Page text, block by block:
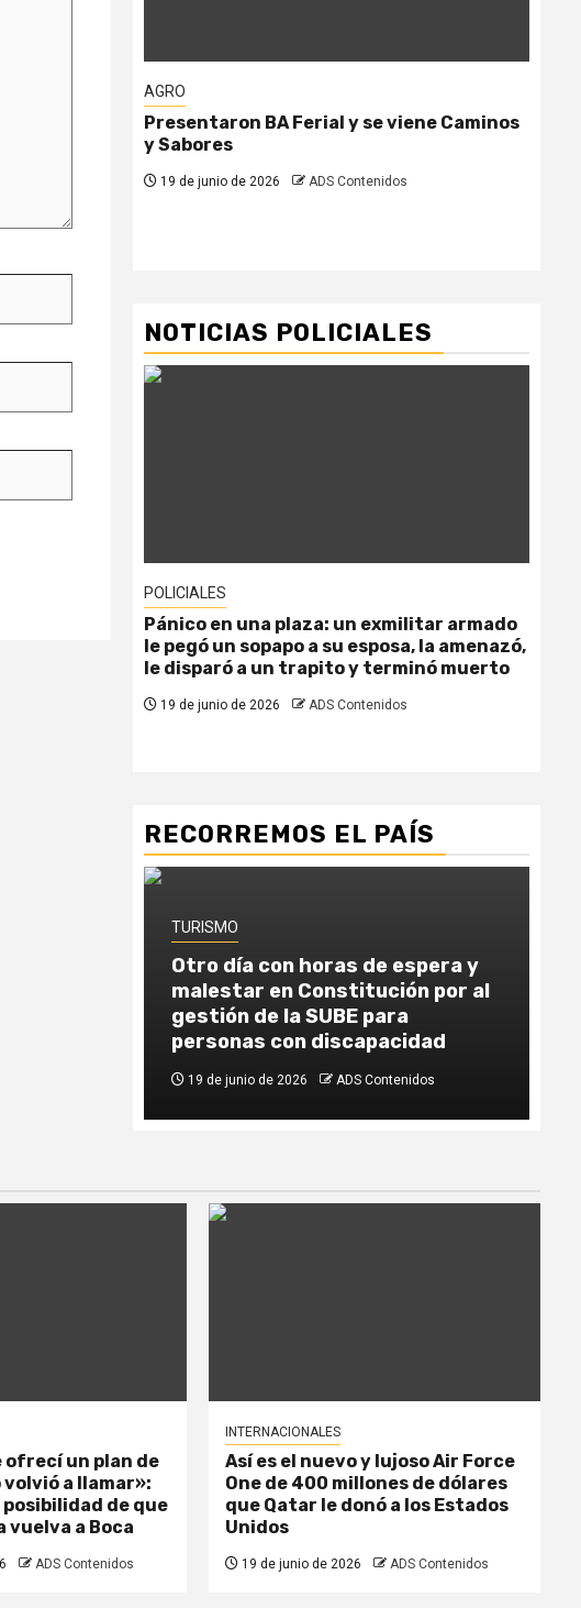
AGRO
Presentaron BA Ferial y se viene Caminos
y Sabores
19 de junio de 2026 ADS Contenidos
NOTICIAS POLICIALES
POLICIALES
Pánico en una plaza: un exmilitar armado
le pegó un sopapo a su esposa, la amenazó,
le disparó a un trapito y terminó muerto
19 de junio de 2026 ADS Contenidos
RECORREMOS EL PAÍS
TURISMO
Otro día con horas de espera y
malestar en Constitución por al
gestión de la SUBE para
personas con discapacidad
19 de junio de 2026 ADS Contenidos
ofrecí un plan de
volvió a llamar»:
posibilidad de que
vuelva a Boca
ADS Contenidos
INTERNACIONALES
Así es el nuevo y lujoso Air Force
One de 400 millones de dólares
que Qatar le donó a los Estados
Unidos
19 de junio de 2026 ADS Contenidos